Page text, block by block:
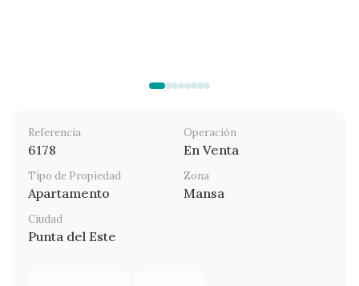
Referencia
6178
Operación
En Venta
Tipo de Propiedad
Apartamento
Zona
Mansa
Ciudad
Punta del Este